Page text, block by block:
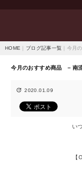
HOME ブログ記事一覧 ｜今月
今月のおすすめ商品 – 南
 2020.01.09
い
【